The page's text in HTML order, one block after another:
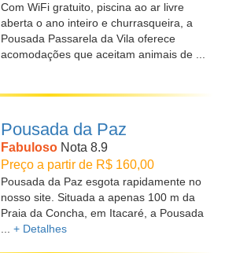
Com WiFi gratuito, piscina ao ar livre
aberta o ano inteiro e churrasqueira, a
Pousada Passarela da Vila oferece
acomodações que aceitam animais de ...
Pousada da Paz
Fabuloso Nota 8.9
Preço a partir de R$ 160,00
Pousada da Paz esgota rapidamente no
nosso site. Situada a apenas 100 m da
Praia da Concha, em Itacaré, a Pousada
+ Detalhes